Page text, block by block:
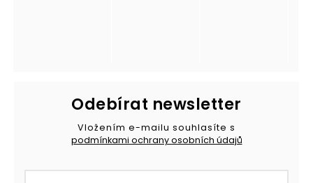
Odebírat newsletter
Vložením e-mailu souhlasíte s
podmínkami ochrany osobních údajů